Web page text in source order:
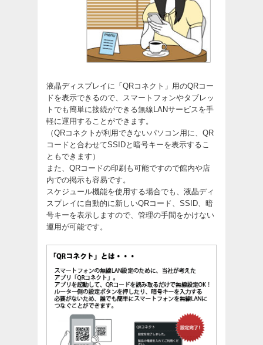
液晶ディスプレイに「QRコネクト」用のQRコー
ドを表示できるので、スマートフォンやタブレッ
トでも簡単に接続ができる無線LANサービスを手
軽に運用することができます。
（QRコネクトが利用できないパソコン用に、QR
コードと合わせてSSIDと暗号キーを表示するこ
ともできます）
また、QRコードの印刷も可能ですので館内や店
内での掲示も容易です。
スケジュール機能を使用する場合でも、液晶ディ
スプレイに自動的に新しいQRコード、SSID、暗
号キーを表示しますので、管理の手間をかけない
運用が可能です。